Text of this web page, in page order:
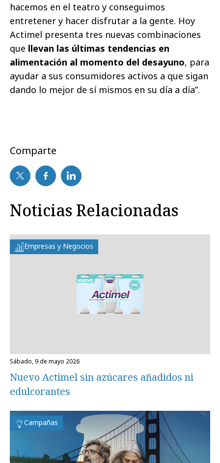
hacemos en el teatro y conseguimos
entretener y hacer disfrutar a la gente. Hoy
Actimel presenta tres nuevas combinaciones
que llevan las últimas tendencias en
alimentación al momento del desayuno, para
ayudar a sus consumidores activos a que sigan
dando lo mejor de sí mismos en su día a día”.
Comparte
Noticias Relacionadas
Empresas y Negocios
sábado, 9 de mayo 2026
Nuevo Actimel sin azúcares añadidos ni
edulcorantes
Campañas